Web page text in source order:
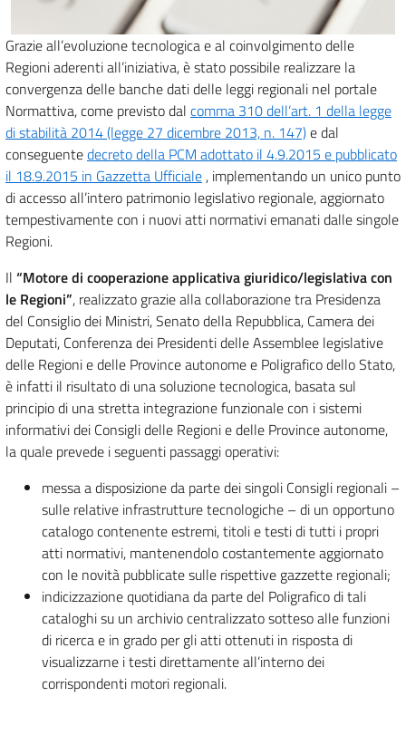
Grazie all’evoluzione tecnologica e al coinvolgimento delle
Regioni aderenti all’iniziativa, è stato possibile realizzare la
convergenza delle banche dati delle leggi regionali nel portale
Normattiva, come previsto dal comma 310 dell’art. 1 della legge
di stabilità 2014 (legge 27 dicembre 2013, n. 147)e dal
conseguentedecreto della PCM adottato il 4.9.2015 e pubblicato
il 18.9.2015 in Gazzetta Ufficiale , implementando un unico punto
di accesso all’intero patrimonio legislativo regionale, aggiornato
tempestivamente con i nuovi atti normativi emanati dalle singole
Regioni.
Il “Motore di cooperazione applicativa giuridico/legislativa con
le Regioni”, realizzato grazie alla collaborazione tra Presidenza
del Consiglio dei Ministri, Senato della Repubblica, Camera dei
Deputati, Conferenza dei Presidenti delle Assemblee legislative
delle Regioni e delle Province autonome e Poligrafico dello Stato,
è infatti il risultato di una soluzione tecnologica, basata sul
principio di una stretta integrazione funzionale con i sistemi
informativi dei Consigli delle Regioni e delle Province autonome,
la quale prevede i seguenti passaggi operativi:
messa a disposizione da parte dei singoli Consigli regionali –
sulle relative infrastrutture tecnologiche – di un opportuno
catalogo contenente estremi, titoli e testi di tutti i propri
atti normativi, mantenendolo costantemente aggiornato
con le novità pubblicate sulle rispettive gazzette regionali;
indicizzazione quotidiana da parte del Poligrafico di tali
cataloghi su un archivio centralizzato sotteso alle funzioni
di ricerca e in grado per gli atti ottenuti in risposta di
visualizzarne i testi direttamente all’interno dei
corrispondenti motori regionali.